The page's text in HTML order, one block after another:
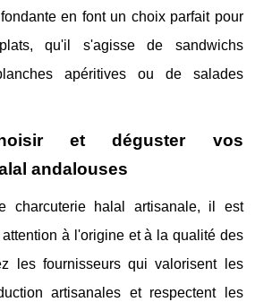
en font un choix parfait pour
qu'il s'agisse de sandwichs
apéritives ou de salades
et déguster vos
andalouses
charcuterie halal artisanale, il est
à l'origine et à la qualité des
les fournisseurs qui valorisent les
artisanales et respectent les